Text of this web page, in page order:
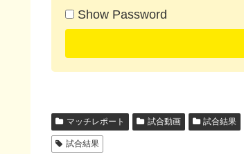
Show Password
マッチレポート 試合動画 試合結果
試合結果